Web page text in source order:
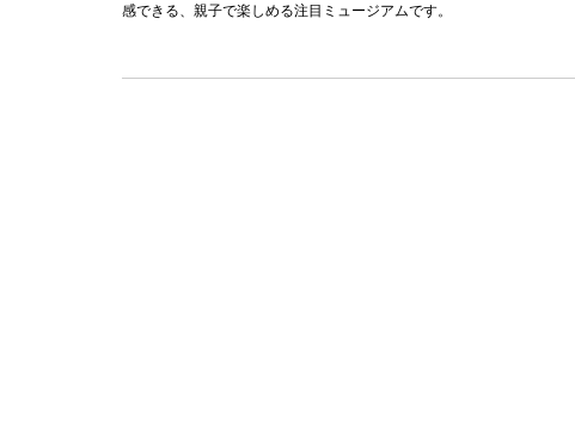
感できる、親子で楽しめる注目ミュージアムです。